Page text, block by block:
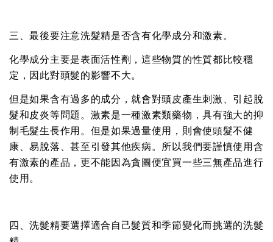
三、最後要注意洗髮精是否含有化學成分和激素。
化學成分主要是表面活性劑，這些物質的性質都比較穩
定，因此對頭髮的影響不大。
但是如果含有過多的成分，就會對頭皮產生刺激、引起脫
髮和皮炎等問題。激素是一種激素類藥物，具有強大的抑
制毛髮生長作用。但是如果過量使用，則會使頭髮不健
康、易脫落、甚至引發其他疾病。所以我們要謹慎使用含
有激素的產品，更不能因為貪圖便宜買一些三無產品進行
使用。
四、洗髮精要選擇適合自己髮質和季節變化而挑選的洗髮